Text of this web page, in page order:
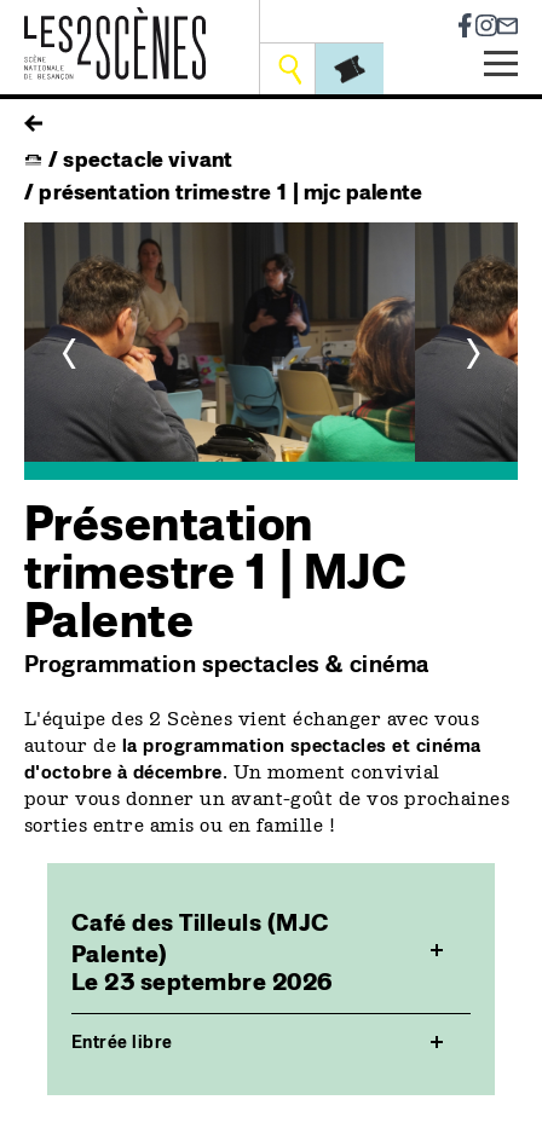
Skip
main
navigation
Outils
fil
d'ariane
spectacle vivant
présentation trimestre 1 | mjc palente
< >
Présentation
trimestre 1 | MJC
Palente
Programmation spectacles & cinéma
L'équipe des 2 Scènes vient échanger avec vous
autour de la programmation spectacles et cinéma
d'octobre à décembre. Un moment convivial
pour vous donner un avant-goût de vos prochaines
sorties entre amis ou en famille !
Café des Tilleuls (MJC
Palente)
Le 23 septembre 2026
Entrée libre